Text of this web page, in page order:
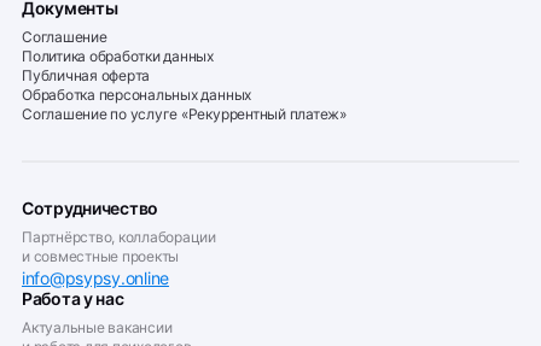
Документы
Соглашение
Политика обработки данных
Публичная оферта
Обработка персональных данных
Соглашение по услуге «Рекуррентный платеж»
Сотрудничество
Партнёрство, коллаборации
и совместные проекты
info@psypsy.online
Работа у нас
Актуальные вакансии